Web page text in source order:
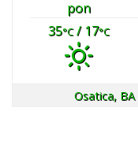
pon
35°C/ 17°C
Osatica, BA